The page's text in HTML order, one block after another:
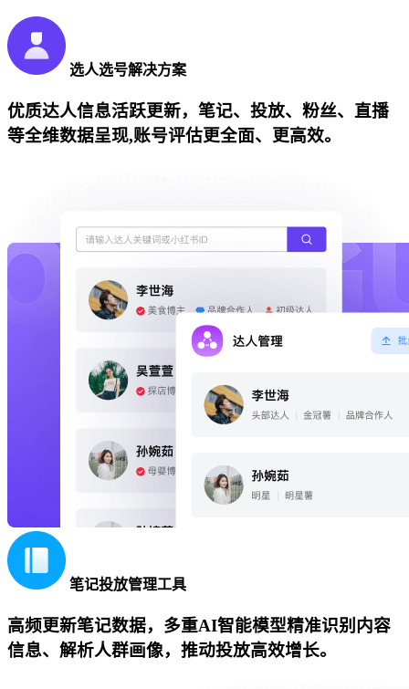
选人选号解决方案
优质达人信息活跃更新，笔记、投放、粉丝、直播
等全维数据呈现,账号评估更全面、更高效。
笔记投放管理工具
高频更新笔记数据，多重AI智能模型精准识别内容
信息、解析人群画像，推动投放高效增长。